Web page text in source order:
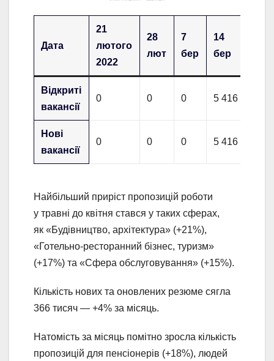
Дата
21
лютого
2022
28
лют
7
бер
14
бер
Відкриті
вакансії
0 0 0 5 416
Нові
вакансії
0 0 0 5 416
Найбільший приріст пропозицій роботи
у травні до квітня стався у таких сферах,
як «Будівництво, архітектура» (+21%),
«Готельно-ресторанний бізнес, туризм»
(+17%) та «Сфера обслуговування» (+15%).
Кількість нових та оновлених резюме сягла
366 тисяч — +4% за місяць.
Натомість за місяць помітно зросла кількість
пропозицій для пенсіонерів (+18%), людей